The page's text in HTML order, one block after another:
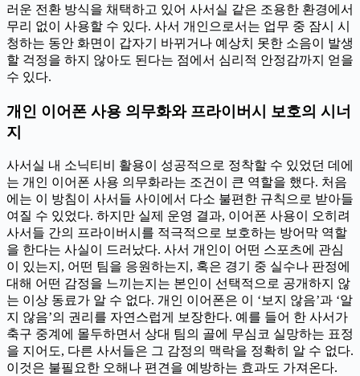
러운 전환 방식을 채택하고 있어 사서실 같은 조용한 환경에서
무리 없이 사용할 수 있다. 사서 개인으로서는 업무 중 잠시 시
청하는 동안 화면이 갑자기 바뀌거나 예상치 못한 소음이 발생
할 걱정을 하지 않아도 된다는 점에서 심리적 안정감까지 얻을
수 있다.
개인 이어폰 사용 의무화와 프라이버시 보호의 시너
지
사서실 내 소닉티비 활용이 성공적으로 정착할 수 있었던 데에
는 개인 이어폰 사용 의무화라는 조건이 큰 역할을 했다. 처음
에는 이 방침이 사서들 사이에서 다소 불편한 규칙으로 받아들
여질 수 있었다. 하지만 실제 운영 결과, 이어폰 사용이 오히려
사서들 간의 프라이버시를 적극적으로 보호하는 방어막 역할
을 한다는 사실이 드러났다. 사서 개인이 어떤 스포츠에 관심
이 있는지, 어떤 팀을 응원하는지, 혹은 경기 중 실수나 판정에
대해 어떤 감정을 느끼는지는 본인이 선택적으로 공개하지 않
는 이상 동료가 알 수 없다. 개인 이어폰은 이 ‘보지 않음’과 ‘알
지 않음’의 권리를 자연스럽게 보장한다. 예를 들어 한 사서가
축구 중계에 몰두하면서 상대 팀의 골에 무심코 실망하는 표정
을 지어도, 다른 사서들은 그 감정의 맥락을 정확히 알 수 없다.
이것은 불필요한 오해나 편견을 예방하는 효과도 가져온다.